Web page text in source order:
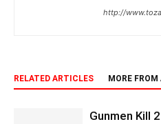
http://
RELATED ARTICLES MORE
Gunmen Kill